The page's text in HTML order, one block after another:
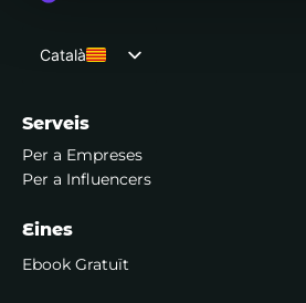
Català
Serveis
Per a Empreses
Per a Influencers
Eines
Ebook Gratuït